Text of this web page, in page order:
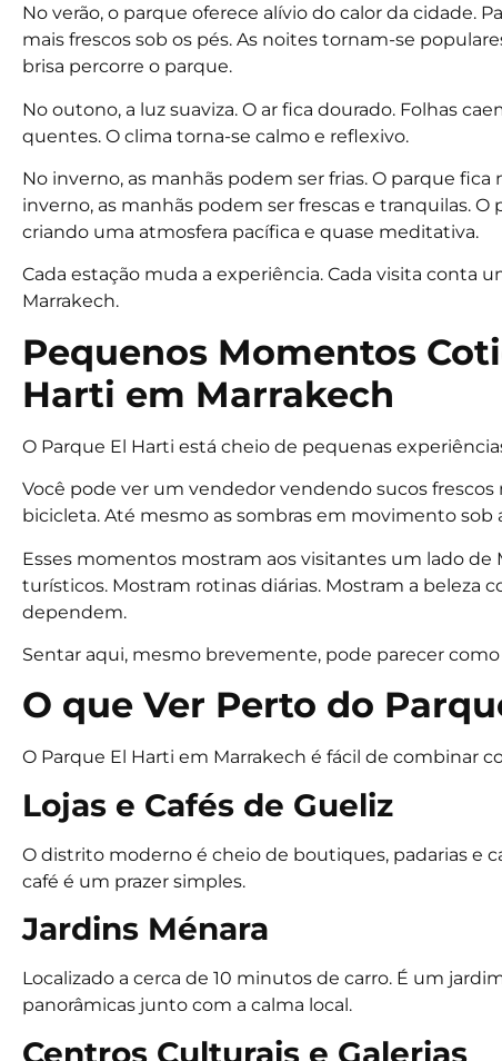
No verão, o parque oferece alívio do calor da cidade.
mais frescos sob os pés. As noites tornam-se
brisa percorre o parque.
No outono, a luz suaviza. O ar fica dourado. Folhas
quentes. O clima torna-se calmo e reflexivo.
No inverno, as manhãs podem ser frias. O parque
inverno, as manhãs podem ser frescas e tranquilas.
criando uma atmosfera pacífica e quase meditativa.
Cada estação muda a experiência. Cada visita conta
Marrakech.
Pequenos Momentos
Harti em Marrakech
O Parque El Harti está cheio de pequenas
Você pode ver um vendedor vendendo sucos
bicicleta. Até mesmo as sombras em movimento sob
Esses momentos mostram aos visitantes um lado
turísticos. Mostram rotinas diárias. Mostram a beleza
dependem.
Sentar aqui, mesmo brevemente, pode parecer
O que Ver Perto do
O Parque El Harti em Marrakech é fácil de combinar
Lojas e Cafés de Gueliz
O distrito moderno é cheio de boutiques, padarias e
café é um prazer simples.
Jardins Ménara
Localizado a cerca de 10 minutos de carro. É um
panorâmicas junto com a calma local.
Centros Culturais e Galerias